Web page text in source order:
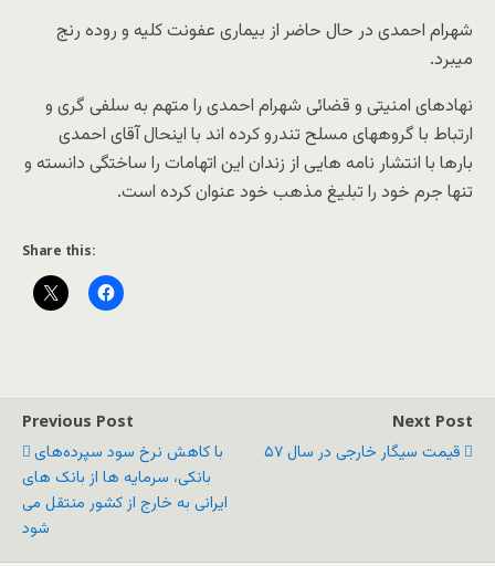
شهرام احمدی در حال حاضر از ﺑﯿﻤﺎﺭﯼ ﻋﻔﻮﻧﺖ ﻛﻠﻴﻪ ﻭ ﺭﻭﺩﻩ ﺭﻧﺞ
ﻣﻴﺒﺮﺩ.
نهادهای امنیتی و قضائی شهرام احمدی را متهم به سلفی گری و
ارتباط با گروههای مسلح تندرو کرده اند با اینحال آقای احمدی
بارها با انتشار نامه هایی از زندان این اتهامات را ساختگی دانسته و
تنها جرم خود را تبلیغ مذهب خود عنوان کرده است.
Share this:
Previous Post
با کاهش نرخ سود سپرده‌های
بانکی، سرمایه ها از بانک های
ایرانی به خارج از کشور منتقل می
شود
Next Post
قیمت سیگار خارجی در سال ۵۷